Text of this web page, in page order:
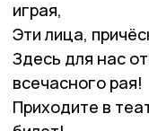
играя,
Эти лица,
Здесь для нас
всечасного рая!
Приходите в